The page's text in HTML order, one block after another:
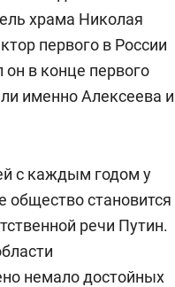
храма Николая
первого в России
он в конце первого
именно Алексеева и
с каждым годом у
общество становится
речи Путин.
немало достойных